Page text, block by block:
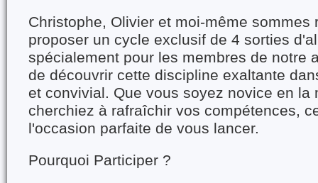
Christophe, Olivier et moi-même sommes
proposer un cycle exclusif de 4 sorties
spécialement pour les membres de notre
de découvrir cette discipline exaltante
et convivial. Que vous soyez novice en la
cherchiez à rafraîchir vos compétences,
l'occasion parfaite de vous lancer.
Pourquoi Participer ?